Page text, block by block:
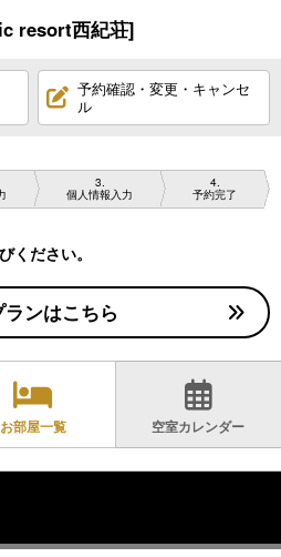
resort西紀荘]
予約確認・変更・キャンセ
ル
3
個人情報入力
4
予約完了
ください。
ンはこちら
お部屋一覧 空室カレンダー